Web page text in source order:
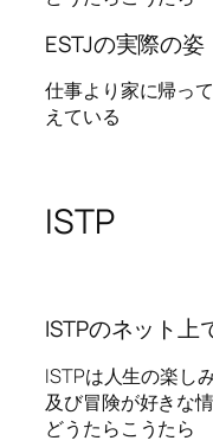
ESTJの実際の姿
仕事より家に帰っ
えている
ISTP
ISTPのネット上
ISTPは人生の楽し
及び冒険が好きな
どうたらこうたら